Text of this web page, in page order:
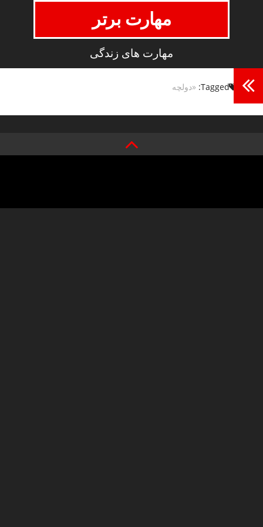
مهارت برتر
مهارت های زندگی
Tagged: «دولچه